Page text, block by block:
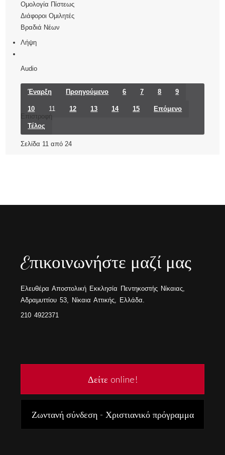
Ομολογία Πίστεως
Διάφοροι Ομιλητές
Βραδιά Νέων
Λήψη
Audio
Έναρξη Προηγούμενο 6 7 8 9
10 11 12 13 14 15 Επόμενο
Τέλος
Σελίδα 11 από 24
Επιστροφή
Eπικοινωνήστε μαζί μας
Ελευθέρα Αποστολική Εκκλησία Πεντηκοστής Νίκαιας,
Αδραμυττίου 53, Νίκαια Αττικής, Ελλάδα.
210 4922371
Δείτε online!
Ζωντανή σύνδεση - Χριστιανικό πρόγραμμα